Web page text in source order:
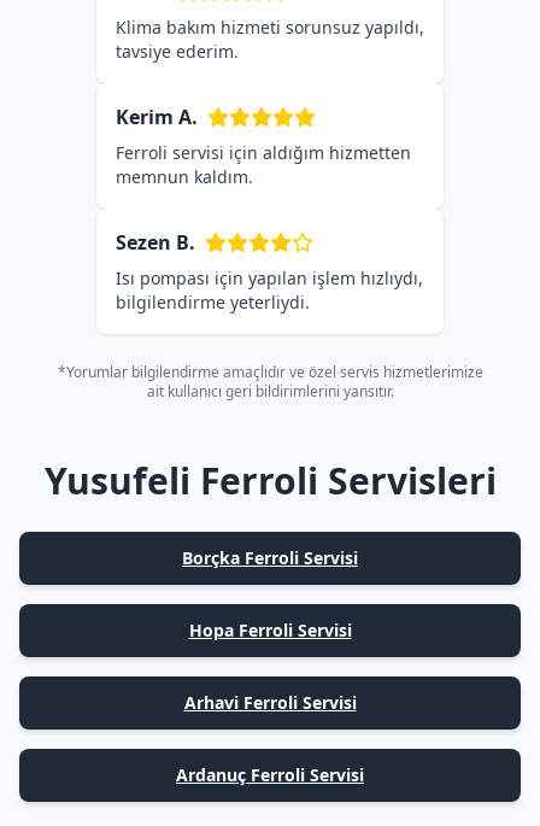
Klima bakım hizmeti sorunsuz yapıldı,
tavsiye ederim.
Kerim A.
Ferroli servisi için aldığım hizmetten
memnun kaldım.
Sezen B.
Isı pompası için yapılan işlem hızlıydı,
bilgilendirme yeterliydi.
*Yorumlar bilgilendirme amaçlıdır ve özel servis hizmetlerimize
ait kullanıcı geri bildirimlerini yansıtır.
Yusufeli Ferroli Servisleri
Borçka Ferroli Servisi
Hopa Ferroli Servisi
Arhavi Ferroli Servisi
Ardanuç Ferroli Servisi